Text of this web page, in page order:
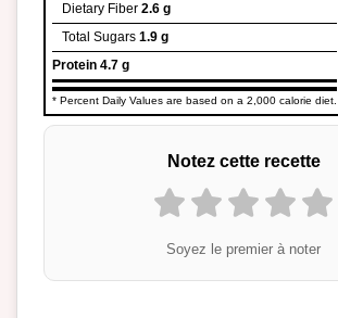
Dietary Fiber 2.6 g
Total Sugars 1.9 g
Protein 4.7 g
* Percent Daily Values are based on a 2,000 calorie diet.
Notez cette recette
Soyez le premier à noter